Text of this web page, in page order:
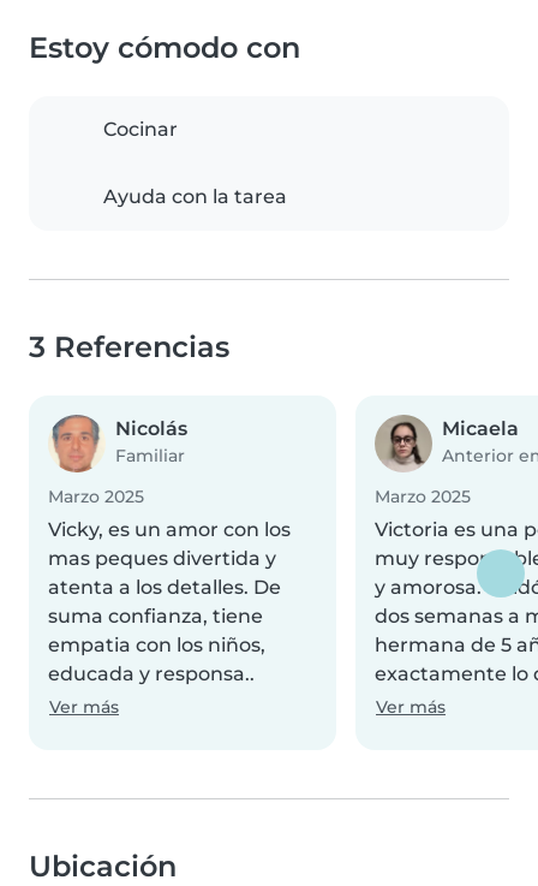
Estoy cómodo con
Cocinar
Ayuda con la tarea
3 Referencias
Nicolás
Familiar
Marzo 2025
Vicky, es un amor con los
mas peques divertida y
atenta a los detalles. De
suma confianza, tiene
empatia con los niños,
educada y responsa..
Ver más
Micaela
Anterior
Marzo 2025
Victoria es una
muy
y amorosa.
dos semanas a
hermana de 5
exactamente lo
Ver más
Ubicación